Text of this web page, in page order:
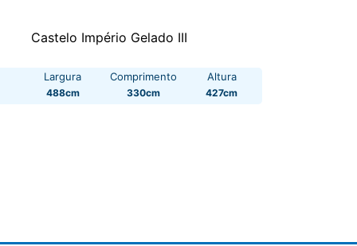
Castelo Império Gelado III
Largura
488cm
Comprimento
330cm
Altura
427cm